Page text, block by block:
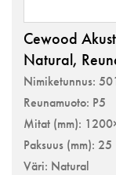
Cewood
Natural,
Nimiketunnus:
Reunamuoto: P5
Mitat (mm):
Paksuus (mm): 25
Väri: Natural